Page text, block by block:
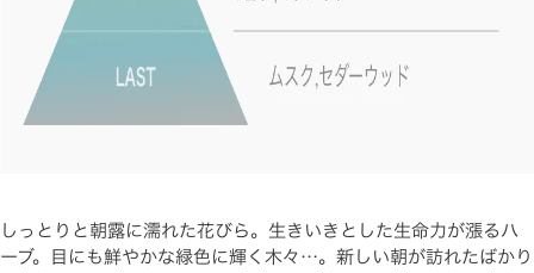
しっとりと朝露に濡れた花びら。生きいきとした生命力が漲るハ
ーブ。目にも鮮やかな緑色に輝く木々…。新しい朝が訪れたばかり